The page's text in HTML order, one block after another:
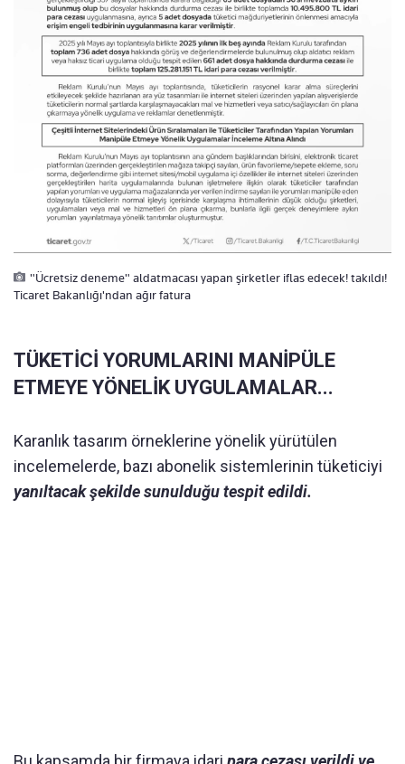
"Ücretsiz deneme" aldatmacası yapan şirketler iflas edecek! takıldı!
Ticaret Bakanlığı'ndan ağır fatura
TÜKETİCİ YORUMLARINI MANİPÜLE
ETMEYE YÖNELİK UYGULAMALAR...
Karanlık tasarım örneklerine yönelik yürütülen
incelemelerde, bazı abonelik sistemlerinin tüketiciyi
yanıltacak şekilde sunulduğu tespit edildi.